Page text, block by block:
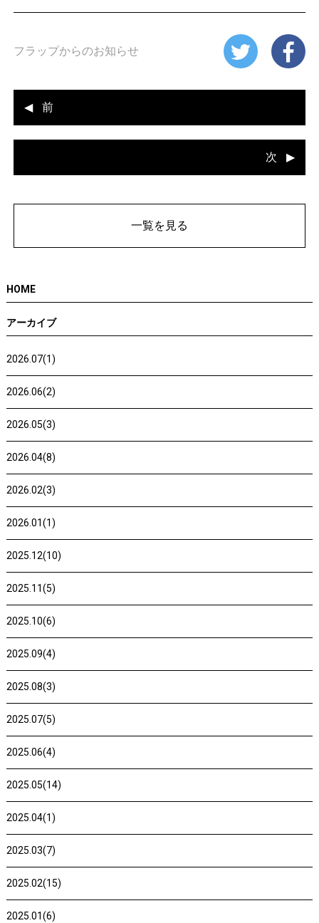
フラップからのお知らせ
前
次
一覧を見る
HOME
アーカイブ
2026.07(1)
2026.06(2)
2026.05(3)
2026.04(8)
2026.02(3)
2026.01(1)
2025.12(10)
2025.11(5)
2025.10(6)
2025.09(4)
2025.08(3)
2025.07(5)
2025.06(4)
2025.05(14)
2025.04(1)
2025.03(7)
2025.02(15)
2025.01(6)